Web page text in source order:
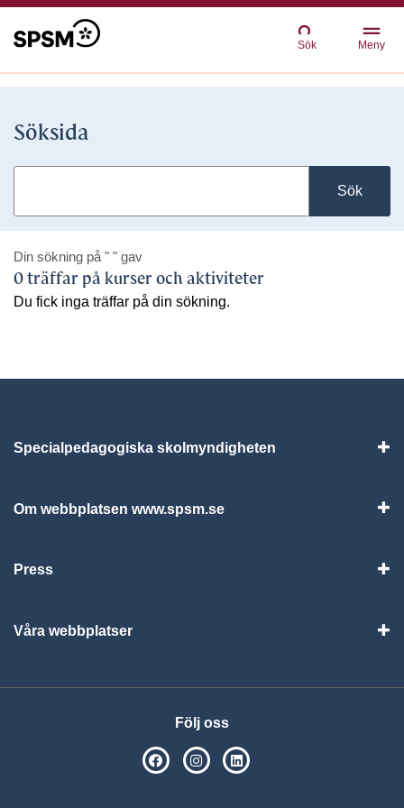
Sök Meny
Söksida
Sök
Din sökning på " " gav
0 träffar på kurser och aktiviteter
Du fick inga träffar på din sökning.
Specialpedagogiska skolmyndigheten
Om webbplatsen www.spsm.se
Press
Våra webbplatser
Följ oss
SPSM på Facebook
SPSM på Instagram